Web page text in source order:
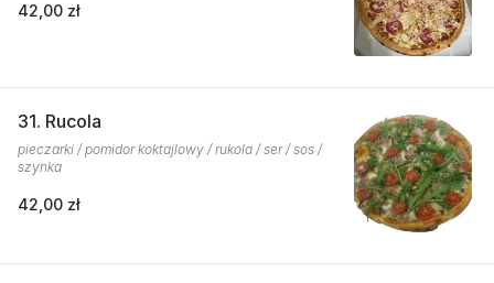
42,00 zł
31. Rucola
pieczarki / pomidor koktajlowy / rukola / ser / sos /
szynka
42,00 zł